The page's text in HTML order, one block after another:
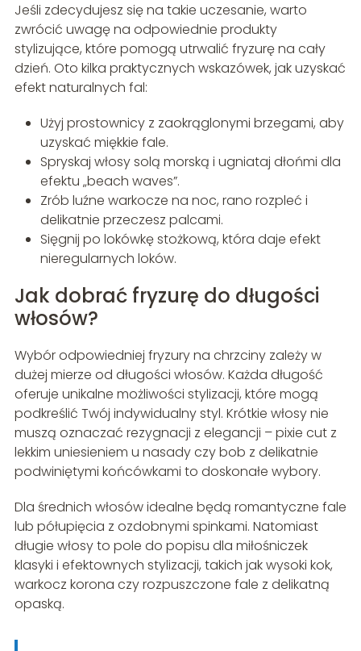
Jeśli zdecydujesz się na takie uczesanie, warto
zwrócić uwagę na odpowiednie produkty
stylizujące, które pomogą utrwalić fryzurę na cały
dzień. Oto kilka praktycznych wskazówek, jak uzyskać
efekt naturalnych fal:
Użyj prostownicy z zaokrąglonymi brzegami, aby
uzyskać miękkie fale.
Spryskaj włosy solą morską i ugniataj dłońmi dla
efektu „beach waves”.
Zrób luźne warkocze na noc, rano rozpleć i
delikatnie przeczesz palcami.
Sięgnij po lokówkę stożkową, która daje efekt
nieregularnych loków.
Jak dobrać fryzurę do długości
włosów?
Wybór odpowiedniej fryzury na chrzciny zależy w
dużej mierze od długości włosów. Każda długość
oferuje unikalne możliwości stylizacji, które mogą
podkreślić Twój indywidualny styl. Krótkie włosy nie
muszą oznaczać rezygnacji z elegancji – pixie cut z
lekkim uniesieniem u nasady czy bob z delikatnie
podwiniętymi końcówkami to doskonałe wybory.
Dla średnich włosów idealne będą romantyczne fale
lub półupięcia z ozdobnymi spinkami. Natomiast
długie włosy to pole do popisu dla miłośniczek
klasyki i efektownych stylizacji, takich jak wysoki kok,
warkocz korona czy rozpuszczone fale z delikatną
opaską.